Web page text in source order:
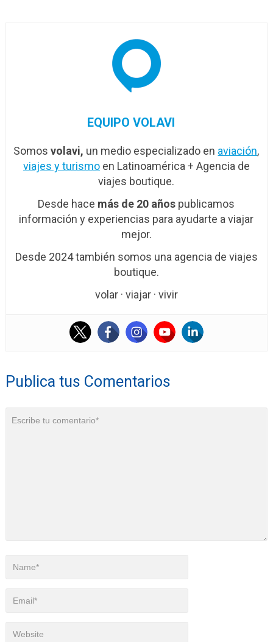
EQUIPO VOLAVI
Somosvolavi, un medio especializado en aviación,
viajes y turismoen Latinoamérica + Agencia de
viajes boutique.
Desde hace más de 20 años publicamos
información y experiencias para ayudarte a viajar
mejor.
Desde 2024 también somos una agencia de viajes
boutique.
volar · viajar · vivir
Publica tus Comentarios